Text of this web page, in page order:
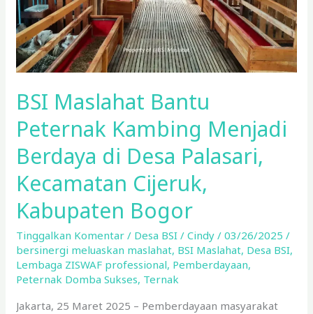
BSI Maslahat Bantu
Peternak Kambing Menjadi
Berdaya di Desa Palasari,
Kecamatan Cijeruk,
Kabupaten Bogor
Tinggalkan Komentar / Desa BSI /Cindy/03/26/2025/
bersinergi meluaskan maslahat, BSI Maslahat, Desa BSI,
Lembaga ZISWAF professional, Pemberdayaan,
Peternak Domba Sukses, Ternak
Jakarta, 25 Maret 2025 – Pemberdayaan masyarakat
di
Desa
Palasari,
Kecamatan
Kabupaten
Bogor